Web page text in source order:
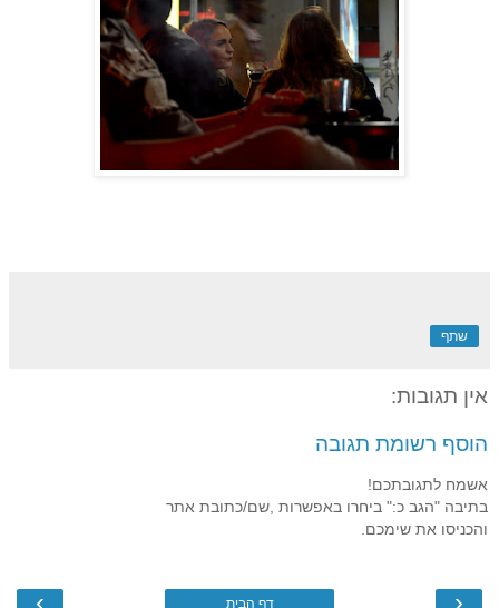
שתף
אין תגובות:
הוסף רשומת תגובה
אשמח לתגובתכם!
בתיבה "הגב כ:" ביחרו באפשרות ,שם/כתובת אתר
והכניסו את שימכם.
דף הבית